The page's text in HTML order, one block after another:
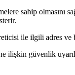
sahip olmasını
ile ilgili adres ve
ilişkin güvenlik